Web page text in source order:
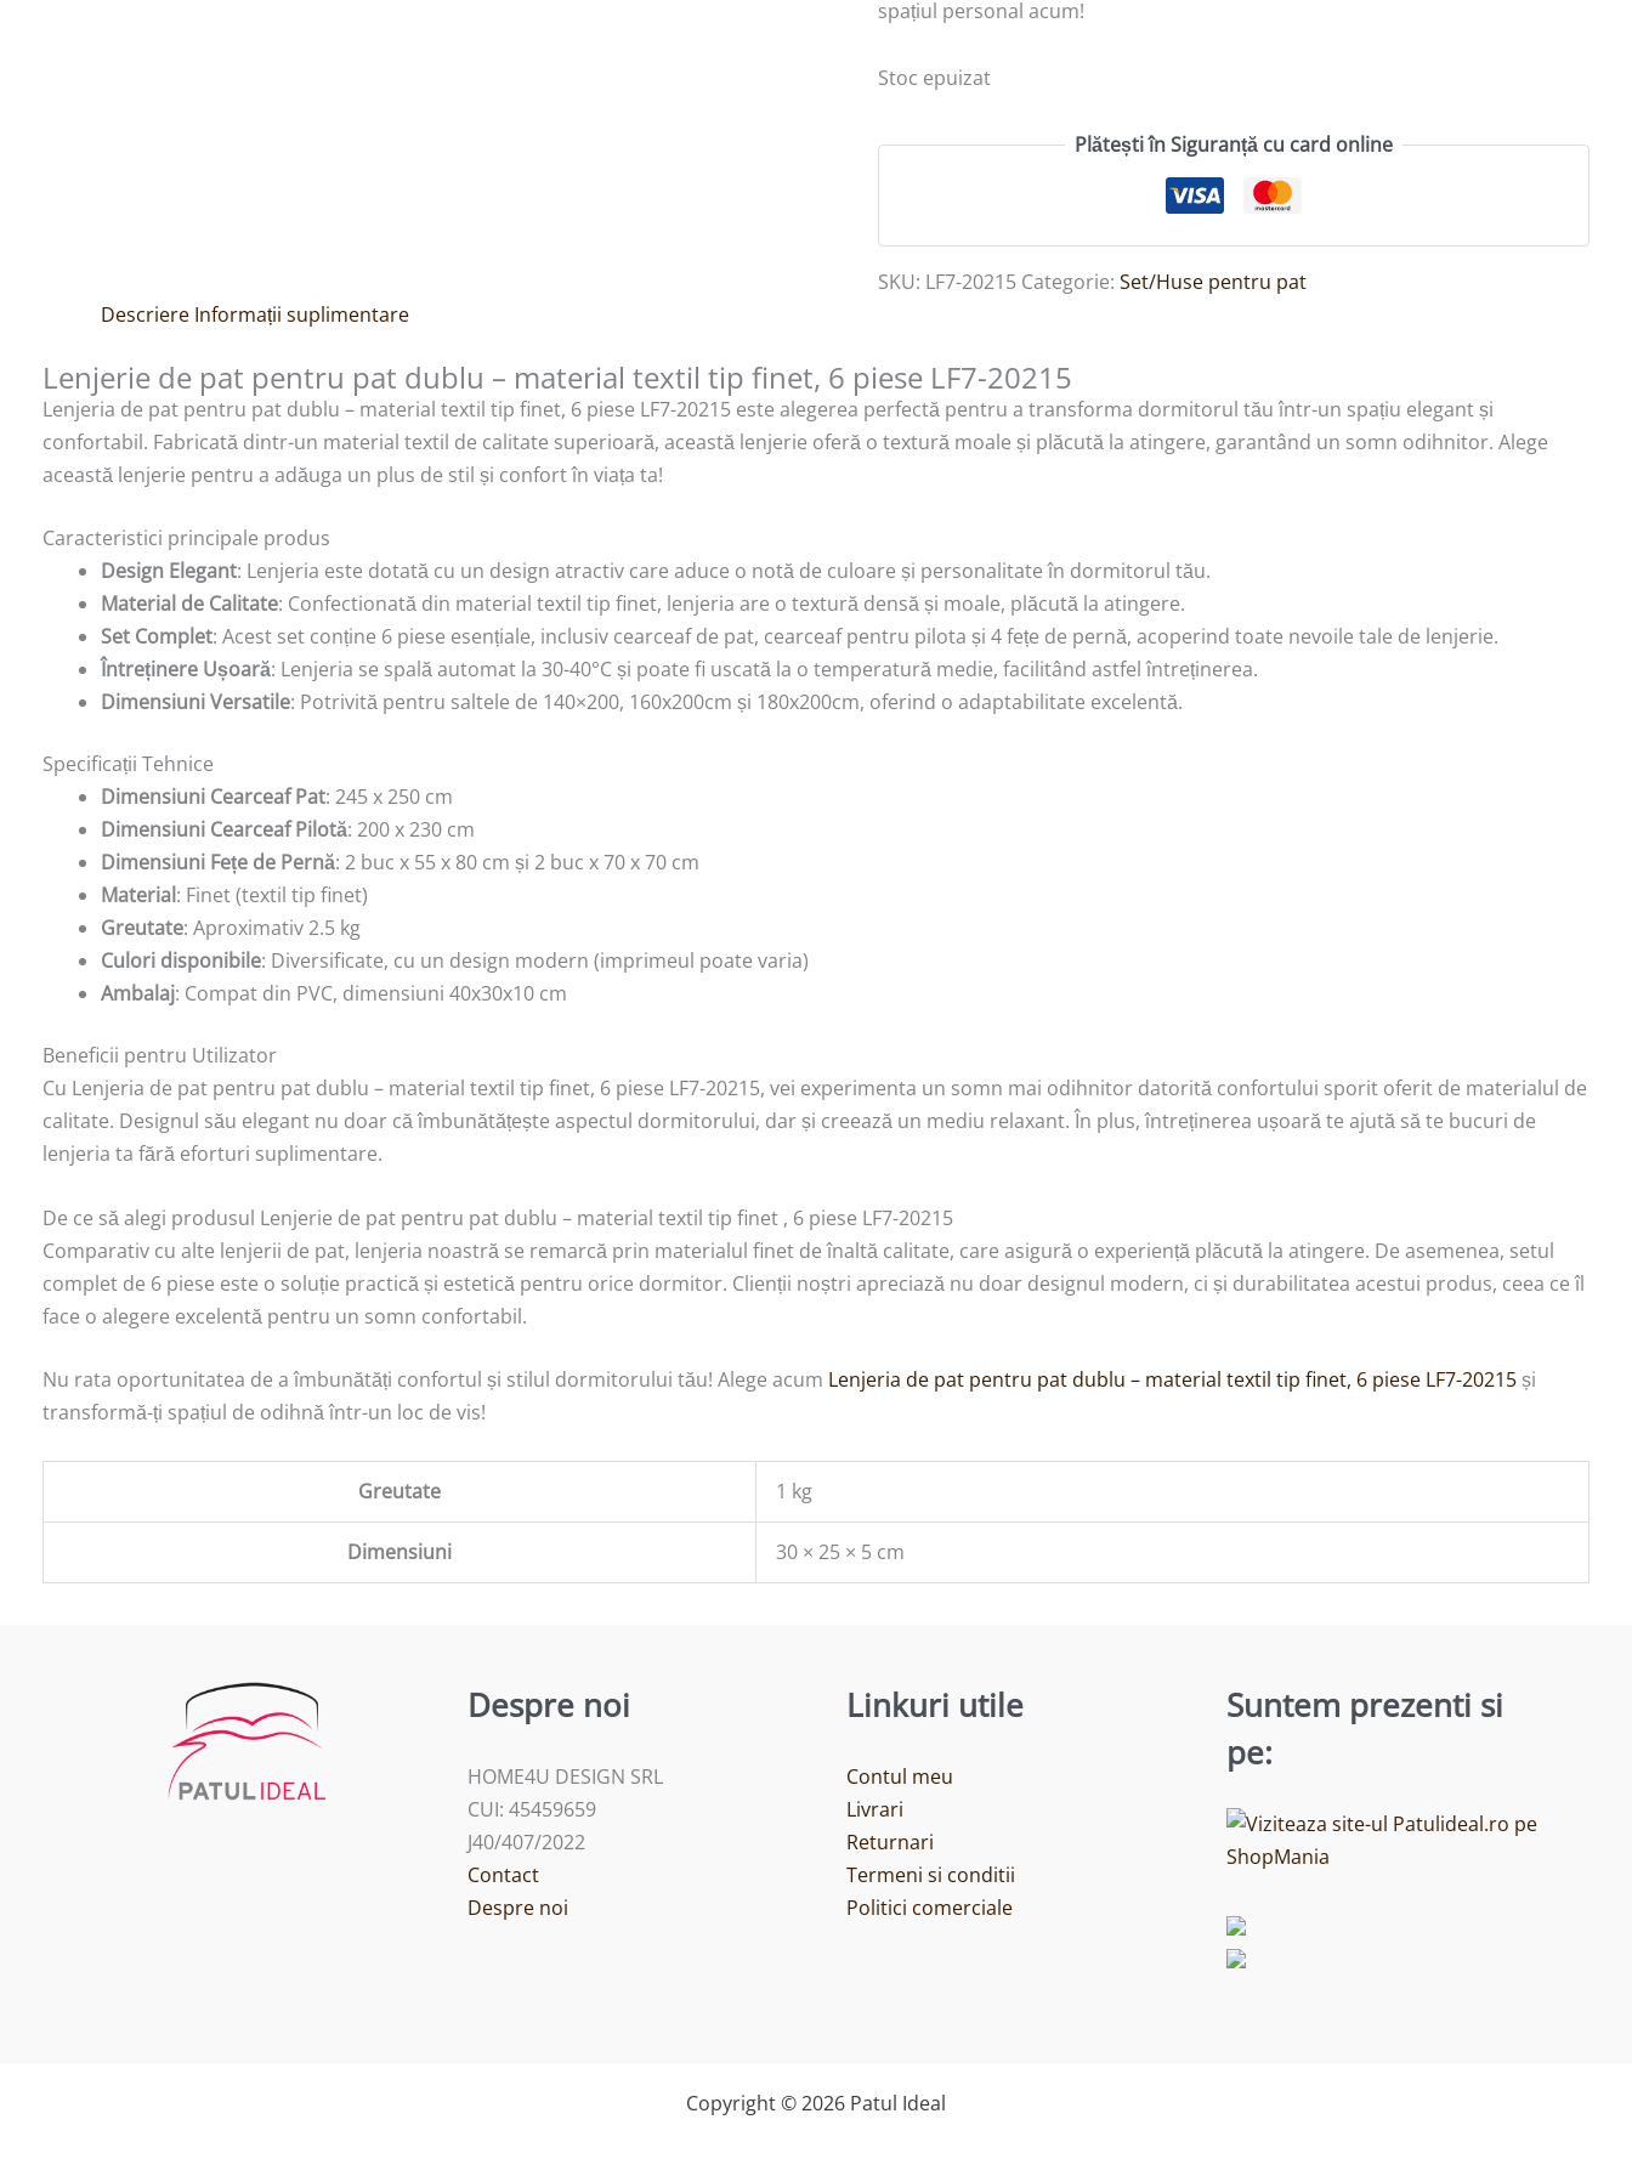
spațiul personal acum!
Stoc epuizat
Plătești în Siguranță cu card online
SKU: LF7-20215 Categorie: Set/Huse pentru pat
Descriere Informații suplimentare
Lenjerie de pat pentru pat dublu – material textil tip finet, 6 piese LF7-20215
Lenjeria de pat pentru pat dublu – material textil tip finet, 6 piese LF7-20215 este alegerea perfectă pentru a transforma dormitorul tău într-un spațiu elegant și
confortabil. Fabricată dintr-un material textil de calitate superioară, această lenjerie oferă o textură moale și plăcută la atingere, garantând un somn odihnitor. Alege
această lenjerie pentru a adăuga un plus de stil și confort în viața ta!
Caracteristici principale produs
Design Elegant: Lenjeria este dotată cu un design atractiv care aduce o notă de culoare și personalitate în dormitorul tău.
Material de Calitate: Confectionată din material textil tip finet, lenjeria are o textură densă și moale, plăcută la atingere.
Set Complet: Acest set conține 6 piese esențiale, inclusiv cearceaf de pat, cearceaf pentru pilota și 4 fețe de pernă, acoperind toate nevoile tale de lenjerie.
Întreținere Ușoară: Lenjeria se spală automat la 30-40°C și poate fi uscată la o temperatură medie, facilitând astfel întreținerea.
Dimensiuni Versatile: Potrivită pentru saltele de 140×200, 160x200cm și 180x200cm, oferind o adaptabilitate excelentă.
Specificații Tehnice
Dimensiuni Cearceaf Pat: 245 x 250 cm
Dimensiuni Cearceaf Pilotă: 200 x 230 cm
Dimensiuni Fețe de Pernă: 2 buc x 55 x 80 cm și 2 buc x 70 x 70 cm
Material: Finet (textil tip finet)
Greutate: Aproximativ 2.5 kg
Culori disponibile: Diversificate, cu un design modern (imprimeul poate varia)
Ambalaj: Compat din PVC, dimensiuni 40x30x10 cm
Beneficii pentru Utilizator
Cu Lenjeria de pat pentru pat dublu – material textil tip finet, 6 piese LF7-20215, vei experimenta un somn mai odihnitor datorită confortului sporit oferit de materialul de
calitate. Designul său elegant nu doar că îmbunătățește aspectul dormitorului, dar și creează un mediu relaxant. În plus, întreținerea ușoară te ajută să te bucuri de
lenjeria ta fără eforturi suplimentare.
De ce să alegi produsul Lenjerie de pat pentru pat dublu – material textil tip finet , 6 piese LF7-20215
Comparativ cu alte lenjerii de pat, lenjeria noastră se remarcă prin materialul finet de înaltă calitate, care asigură o experiență plăcută la atingere. De asemenea, setul
complet de 6 piese este o soluție practică și estetică pentru orice dormitor. Clienții noștri apreciază nu doar designul modern, ci și durabilitatea acestui produs, ceea ce îl
face o alegere excelentă pentru un somn confortabil.
Nu rata oportunitatea de a îmbunătăți confortul și stilul dormitorului tău! Alege acum Lenjeria de pat pentru pat dublu – material textil tip finet, 6 piese LF7-20215și
transformă-ți spațiul de odihnă într-un loc de vis!
Greutate 1 kg
Dimensiuni 30 × 25 × 5 cm
Despre noi
HOME4U DESIGN SRL
CUI: 45459659
J40/407/2022
Contact
Despre noi
Linkuri utile
Contul meu
Livrari
Returnari
Termeni si conditii
Politici comerciale
Suntem prezenti si
pe:
Copyright © 2026 Patul Ideal